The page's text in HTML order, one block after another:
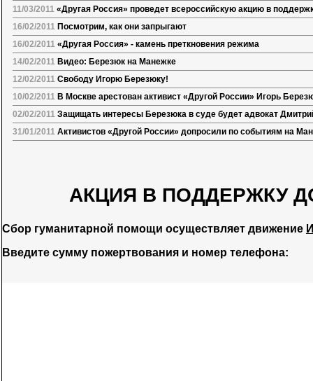
11/03/2011 «Другая Россия» проведет всероссийскую акцию в
16/02/2011 Посмотрим, как они запрыгают
16/02/2011 «Другая Россия» - камень преткновения режима
14/02/2011 Видео: Березюк на Манежке
12/02/2011 Свободу Игорю Березюку!
10/02/2011 В Москве арестован активист «Другой России» Игорь
02/02/2011 Защищать интересы Березюка в суде будет адвокат
31/01/2011 Активистов «Другой России» допросили по событиям на
АКЦИЯ В ПОДДЕРЖКУ
Сбор гуманитарной помощи осуществляет движение
Введите сумму пожертвования и номер телефона: